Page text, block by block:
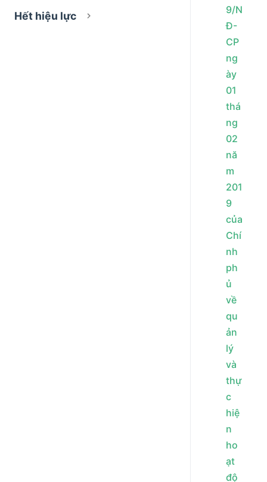
Hết hiệu lực
9/N
Đ-
CP
ng
ày
01
thá
ng
02
nă
m
201
9
của
Chí
nh
ph
ủ
về
qu
ản
lý
và
thự
c
hiệ
n
ho
ạt
độ